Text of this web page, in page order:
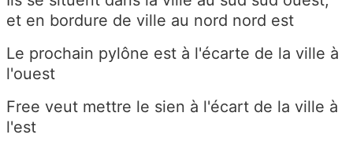
et en bordure de ville au nord nord est
Le prochain pylône est à l'écarte de la ville à
l'ouest
Free veut mettre le sien à l'écart de la ville à
l'est